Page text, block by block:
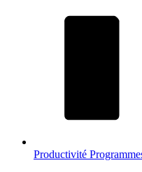
Productivité